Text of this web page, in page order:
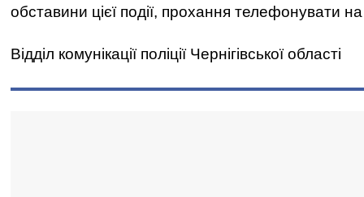
обставини цієї події, прохання телефонувати
Відділ комунікації поліції Чернігівської області